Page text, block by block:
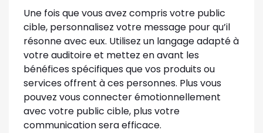
Une fois que vous avez compris votre public
cible, personnalisez votre message pour qu’il
résonne avec eux. Utilisez un langage adapté à
votre auditoire et mettez en avant les
bénéfices spécifiques que vos produits ou
services offrent à ces personnes. Plus vous
pouvez vous connecter émotionnellement
avec votre public cible, plus votre
communication sera efficace.